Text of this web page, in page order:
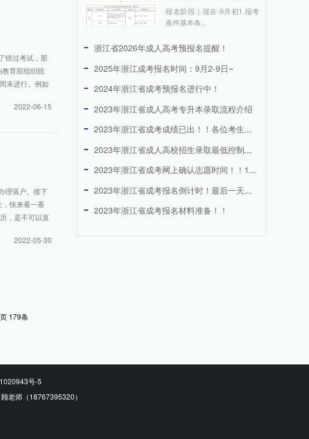
错过考试，那
育部组织统
末进行。例如
2022-06-15
理落户。接下
快来看一看
，是不可以直
2022-05-30
页 179条
报名阶段｜现在-9月初1.报考
条件基本条...
浙江省2026年成人高考预报名提醒！
2025年浙江成考报名时间：9月2-9日~
2024年浙江省成考预报名进行中！
2023年浙江省成人高考专升本录取流程介绍
2023年浙江省成考成绩已出！！各位考生快来看看吧！
2023年浙江省成人高校招生录取最低控制分数线！！！
2023年浙江省成考网上确认志愿时间！！11月25日！！
2023年浙江省成考报名倒计时！最后一天！！！
2023年浙江省成考报名材料准备！！
号-5
老师（18767395320）